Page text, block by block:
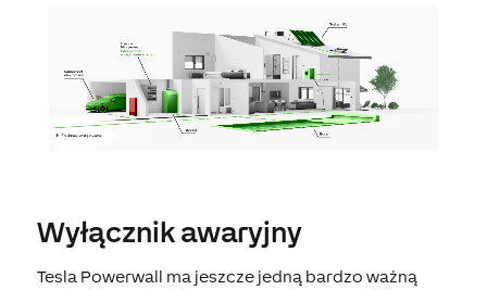
Wyłącznik awaryjny
Tesla Powerwall ma jeszcze jedną bardzo ważną